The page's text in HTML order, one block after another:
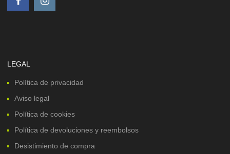
LEGAL
Política de privacidad
Aviso legal
Política de cookies
Política de devoluciones y reembolsos
Desistimiento de compra